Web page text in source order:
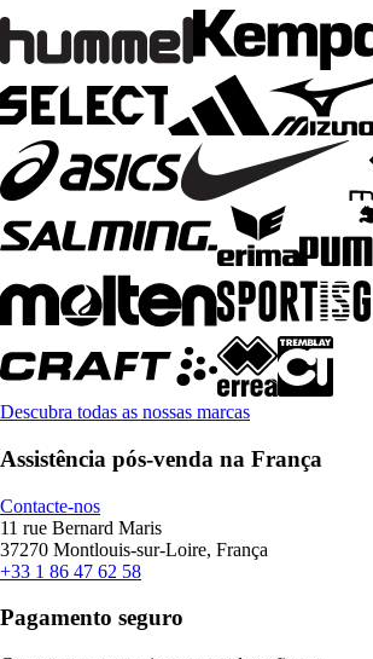
Descubra todas as nossas marcas
Assistência pós-venda na França
Contacte-nos
11 rue Bernard Maris
37270 Montlouis-sur-Loire, França
+33 1 86 47 62 58
Pagamento seguro